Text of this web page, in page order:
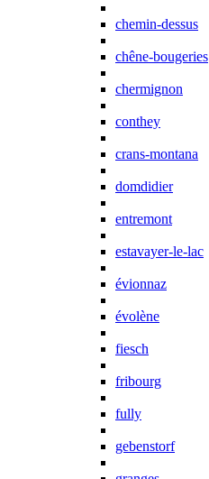
chemin-dessus
chêne-bougeries
chermignon
conthey
crans-montana
domdidier
entremont
estavayer-le-lac
évionnaz
évolène
fiesch
fribourg
fully
gebenstorf